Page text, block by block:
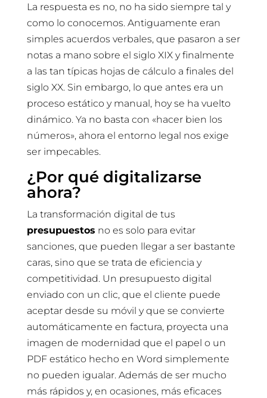
La respuesta es no, no ha sido siempre tal y
como lo conocemos. Antiguamente eran
simples acuerdos verbales, que pasaron a ser
notas a mano sobre el siglo XIX y finalmente
a las tan típicas hojas de cálculo a finales del
siglo XX. Sin embargo, lo que antes era un
proceso estático y manual, hoy se ha vuelto
dinámico. Ya no basta con «hacer bien los
números», ahora el entorno legal nos exige
ser impecables.
¿Por qué digitalizarse
ahora?
La transformación digital de tus
presupuestos no es solo para evitar
sanciones, que pueden llegar a ser bastante
caras, sino que se trata de eficiencia y
competitividad. Un presupuesto digital
enviado con un clic, que el cliente puede
aceptar desde su móvil y que se convierte
automáticamente en factura, proyecta una
imagen de modernidad que el papel o un
PDF estático hecho en Word simplemente
no pueden igualar. Además de ser mucho
más rápidos y, en ocasiones, más eficaces